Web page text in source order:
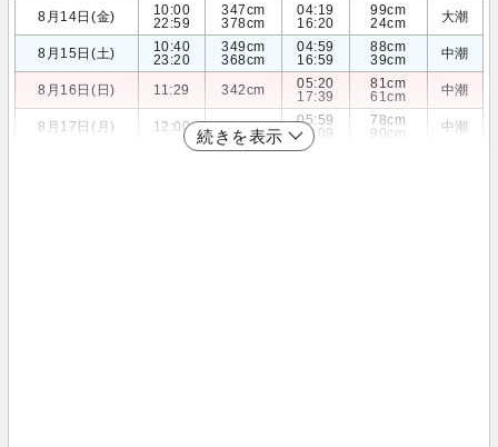
8月14日(金)
10:00
22:59
347cm
378cm
04:19
16:20
99cm
24cm
大潮
8月15日(土)
10:40
23:20
349cm
368cm
04:59
16:59
88cm
39cm
中潮
8月16日(日) 11:29 342cm
05:20
17:39
81cm
61cm
中潮
8月17日(月) 12:00 327cm
05:59
18:09
78cm
90cm
中潮
続きを表示